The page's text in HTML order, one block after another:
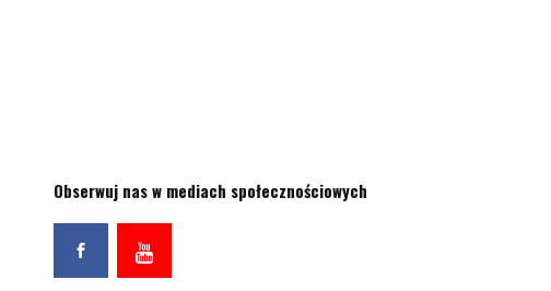
Obserwuj nas w mediach społecznościowych